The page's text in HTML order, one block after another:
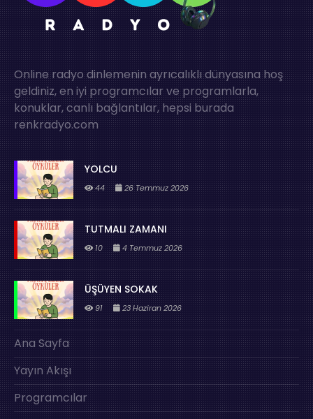
Online radyo dinlemenin ayrıcalıklı dünyasına hoş
geldiniz, en iyi programcılar ve programlarla,
konuklar, canlı bağlantılar, hepsi burada
renkradyo.com
YOLCU
44 26 Temmuz 2026
TUTMALI ZAMANI
10 4 Temmuz 2026
ÜŞÜYEN SOKAK
91 23 Haziran 2026
Ana Sayfa
Yayın Akışı
Programcılar